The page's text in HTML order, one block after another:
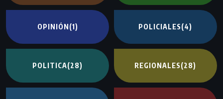
OPINIÓN(1) POLICIALES(4)
POLITICA(28) REGIONALES(28)